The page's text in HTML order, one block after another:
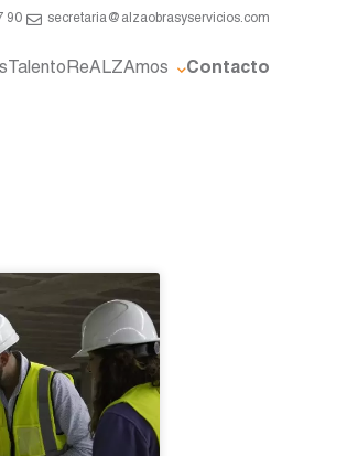
90 secretaria@alzaobrasyservicios.com
TalentoReALZAmos Contacto